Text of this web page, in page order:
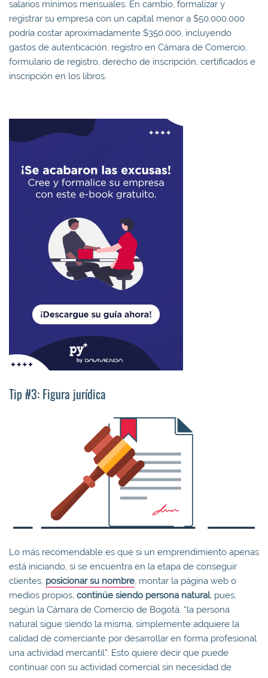
salarios mínimos mensuales. En cambio, formalizar y
registrar su empresa con un capital menor a $50.000.000
podría costar aproximadamente $350.000, incluyendo
gastos de autenticación, registro en Cámara de Comercio,
formulario de registro, derecho de inscripción, certificados e
inscripción en los libros.
Tip #3: Figura jurídica
Lo más recomendable es que si un emprendimiento apenas
está iniciando, si se encuentra en la etapa de conseguir
clientes, posicionar su nombre, montar la página web o
medios propios, continúe siendo persona natural, pues,
según la Cámara de Comercio de Bogotá, “la persona
natural sigue siendo la misma, simplemente adquiere la
calidad de comerciante por desarrollar en forma profesional
una actividad mercantil”. Esto quiere decir que puede
continuar con su actividad comercial sin necesidad de